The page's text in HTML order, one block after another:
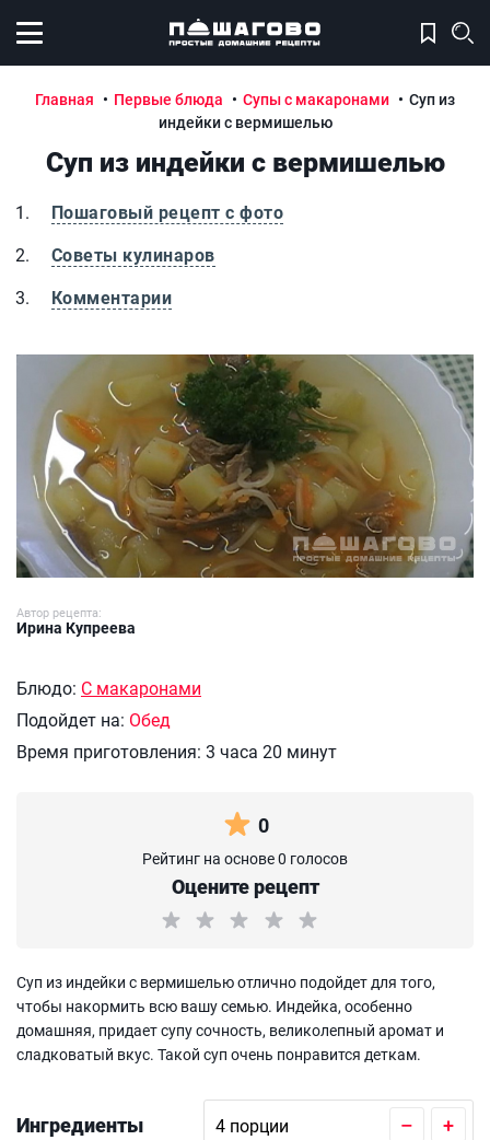
Открыть меню
Главная Первые блюда Супы с макаронами
Суп из
индейки с вермишелью
Суп из индейки с вермишелью
Пошаговый рецепт с фото
Советы кулинаров
Комментарии
Суп из индейки с вермишелью
Автор рецепта:
Ирина Купреева
Блюдо: С макаронами
Подойдет на: Обед
Время приготовления: 3 часа 20 минут
0
Рейтинг на основе 0 голосов
Оцените рецепт
Суп из индейки с вермишелью отлично подойдет для того,
чтобы накормить всю вашу семью. Индейка, особенно
домашняя, придает супу сочность, великолепный аромат и
сладковатый вкус. Такой суп очень понравится деткам.
Ингредиенты – +